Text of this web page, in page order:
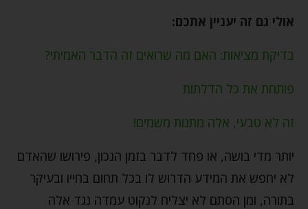
אולי גם זה יעניין אתכם:
בדיקת מציאות: האם מה שרואים זה הדבר האמיתי?
פותחת את כל הדלתות
זה לא טבעי, אלה מתנות משמים!
יותר מדי בושה, או פחד לדבר בזמן הנכון, פירושו שהאדם
לא יחפש את המידע הדרוש לו בכל תחום בחייו ובעיקר
בתורה, ומן הסתם לא יצליח לנקוט עמדה נגד אלה